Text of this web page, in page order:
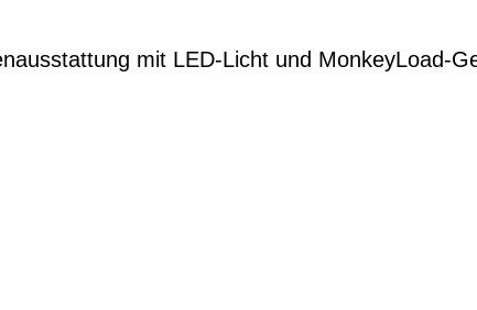
mit LED-Licht und MonkeyLoad-